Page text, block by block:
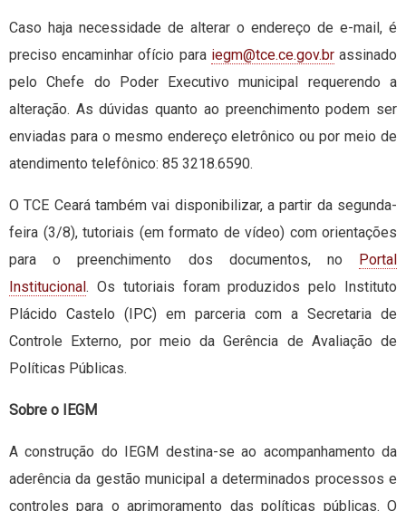
Caso haja necessidade de alterar o endereço de e-mail, é
preciso encaminhar ofício para iegm@tce.ce.gov.brassinado
pelo Chefe do Poder Executivo municipal requerendo a
alteração. As dúvidas quanto ao preenchimento podem ser
enviadas para o mesmo endereço eletrônico ou por meio de
atendimento telefônico: 85 3218.6590.
O TCE Ceará também vai disponibilizar, a partir da segunda-
feira (3/8), tutoriais (em formato de vídeo) com orientações
para o preenchimento dos documentos, no
Portal
Institucional . Os tutoriais foram produzidos pelo Instituto
Plácido Castelo (IPC) em parceria com a Secretaria de
Controle Externo, por meio da Gerência de Avaliação de
Políticas Públicas.
Sobre o IEGM
A construção do IEGM destina-se ao acompanhamento da
aderência da gestão municipal a determinados processos e
controles para o aprimoramento das políticas públicas. O